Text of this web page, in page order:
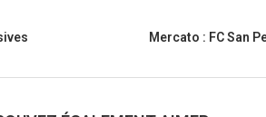
Mercato : FC San